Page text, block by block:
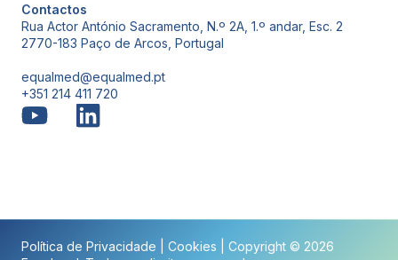
Contactos
Rua Actor António Sacramento, N.º 2A, 1.º andar, Esc. 2
2770-183 Paço de Arcos, Portugal
equalmed@equalmed.pt
+351 214 411 720
Política de Privacidade Cookies | Copyright © 2026